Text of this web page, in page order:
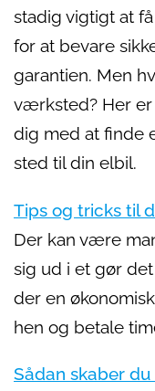
stadig vigtigt at
for at bevare
garantien. Men
værksted? Her
dig med at finde
sted til din elbil.
Tips og tricks til
Der kan være
sig ud i et gør
der en
hen og betale
Sådan skaber